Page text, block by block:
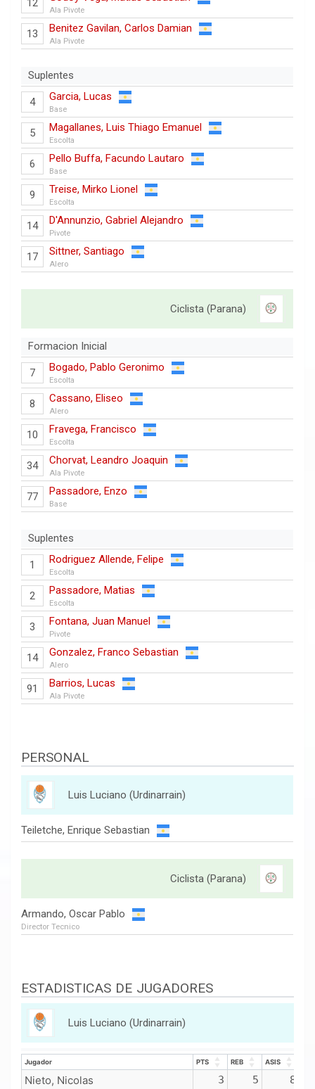
12
Ala Pivote
13 Benitez Gavilan, Carlos Damian
Ala Pivote
Suplentes
4 Garcia, Lucas
Base
5 Magallanes, Luis Thiago Emanuel
Escolta
6 Pello Buffa, Facundo Lautaro
Base
9 Treise, Mirko Lionel
Escolta
14 D'Annunzio, Gabriel Alejandro
Pivote
17 Sittner, Santiago
Alero
Ciclista (Parana)
Formacion Inicial
7 Bogado, Pablo Geronimo
Escolta
8 Cassano, Eliseo
Alero
10 Fravega, Francisco
Escolta
34 Chorvat, Leandro Joaquin
Ala Pivote
77 Passadore, Enzo
Base
Suplentes
1 Rodriguez Allende, Felipe
Escolta
2 Passadore, Matias
Escolta
3 Fontana, Juan Manuel
Pivote
14 Gonzalez, Franco Sebastian
Alero
91 Barrios, Lucas
Ala Pivote
PERSONAL
Luis Luciano (Urdinarrain)
Teiletche, Enrique Sebastian
Ciclista (Parana)
Armando, Oscar Pablo
Director Tecnico
ESTADISTICAS DE JUGADORES
Luis Luciano (Urdinarrain)
Jugador PTS REB
ASIS
Jugador
Nieto, Nicolas 3 5 8